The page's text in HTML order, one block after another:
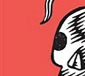
Česká
Příběhy z
ohavností
Jan H. Vitvar